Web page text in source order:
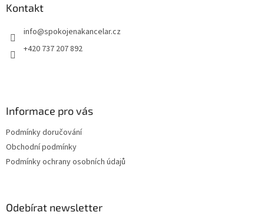
Kontakt
info@spokojenakancelar.cz
+420 737 207 892
Informace pro vás
Podmínky doručování
Obchodní podmínky
Podmínky ochrany osobních údajů
Odebírat newsletter